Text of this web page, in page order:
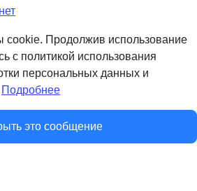
Продолжив использование
с политикой использования
персональных данных и
Подробнее
это сообщение